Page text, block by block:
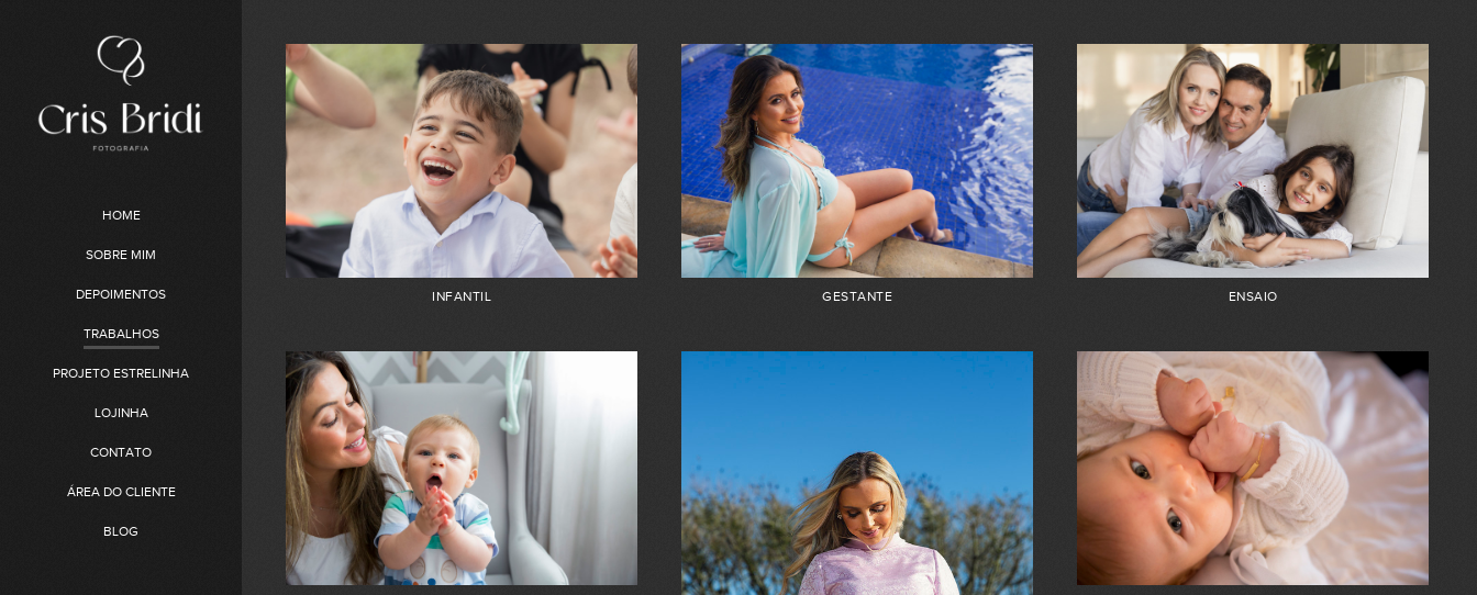
HOME
SOBRE MIM
DEPOIMENTOS
TRABALHOS
PROJETO ESTRELINHA
LOJINHA
CONTATO
ÁREA DO CLIENTE
BLOG
INFANTIL GESTANTE ENSAIO